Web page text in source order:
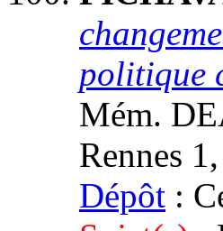
politique
Mém.
Rennes
Dépôt :